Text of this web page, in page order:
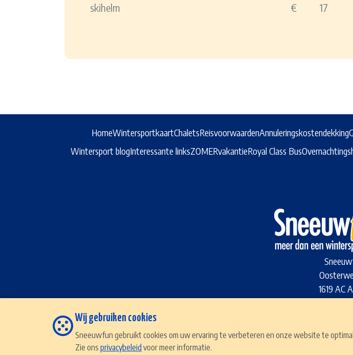
skihelm
€ 17
HomeWintersportkaartChaletsReisvoorwaardenAnnuleringskostendekking
Wintersport blogInteressante linksZOMERvakantieRoyal Class Bus
1619 AC
Wij gebruiken cookies
Sneeuwfun gebruikt cookies om uw ervaring te verbeteren en onze website te
Zie onsprivacybeleidvoor meer informatie.